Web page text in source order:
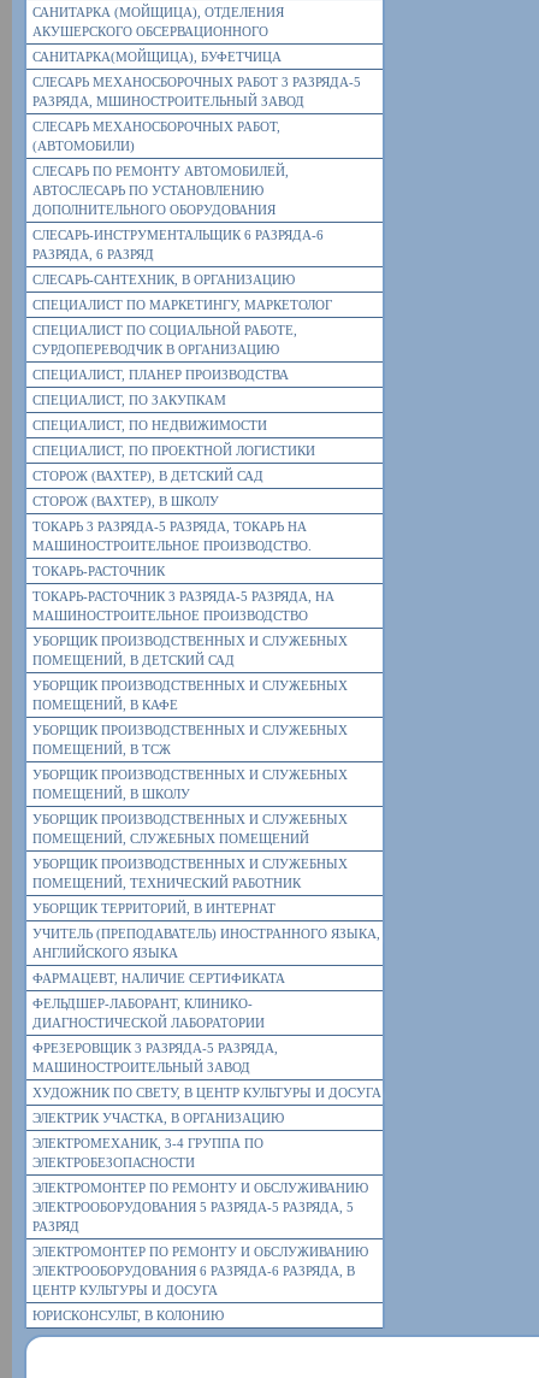
САНИТАРКА (МОЙЩИЦА), ОТДЕЛЕНИЯ
АКУШЕРСКОГО ОБСЕРВАЦИОННОГО
САНИТАРКА(МОЙЩИЦА), БУФЕТЧИЦА
СЛЕСАРЬ МЕХАНОСБОРОЧНЫХ РАБОТ 3 РАЗРЯДА-5
РАЗРЯДА, МШИНОСТРОИТЕЛЬНЫЙ ЗАВОД
СЛЕСАРЬ МЕХАНОСБОРОЧНЫХ РАБОТ,
(АВТОМОБИЛИ)
СЛЕСАРЬ ПО РЕМОНТУ АВТОМОБИЛЕЙ,
АВТОСЛЕСАРЬ ПО УСТАНОВЛЕНИЮ
ДОПОЛНИТЕЛЬНОГО ОБОРУДОВАНИЯ
СЛЕСАРЬ-ИНСТРУМЕНТАЛЬЩИК 6 РАЗРЯДА-6
РАЗРЯДА, 6 РАЗРЯД
СЛЕСАРЬ-САНТЕХНИК, В ОРГАНИЗАЦИЮ
СПЕЦИАЛИСТ ПО МАРКЕТИНГУ, МАРКЕТОЛОГ
СПЕЦИАЛИСТ ПО СОЦИАЛЬНОЙ РАБОТЕ,
СУРДОПЕРЕВОДЧИК В ОРГАНИЗАЦИЮ
СПЕЦИАЛИСТ, ПЛАНЕР ПРОИЗВОДСТВА
СПЕЦИАЛИСТ, ПО ЗАКУПКАМ
СПЕЦИАЛИСТ, ПО НЕДВИЖИМОСТИ
СПЕЦИАЛИСТ, ПО ПРОЕКТНОЙ ЛОГИСТИКИ
СТОРОЖ (ВАХТЕР), В ДЕТСКИЙ САД
СТОРОЖ (ВАХТЕР), В ШКОЛУ
ТОКАРЬ 3 РАЗРЯДА-5 РАЗРЯДА, ТОКАРЬ НА
МАШИНОСТРОИТЕЛЬНОЕ ПРОИЗВОДСТВО.
ТОКАРЬ-РАСТОЧНИК
ТОКАРЬ-РАСТОЧНИК 3 РАЗРЯДА-5 РАЗРЯДА, НА
МАШИНОСТРОИТЕЛЬНОЕ ПРОИЗВОДСТВО
УБОРЩИК ПРОИЗВОДСТВЕННЫХ И СЛУЖЕБНЫХ
ПОМЕЩЕНИЙ, В ДЕТСКИЙ САД
УБОРЩИК ПРОИЗВОДСТВЕННЫХ И СЛУЖЕБНЫХ
ПОМЕЩЕНИЙ, В КАФЕ
УБОРЩИК ПРОИЗВОДСТВЕННЫХ И СЛУЖЕБНЫХ
ПОМЕЩЕНИЙ, В ТСЖ
УБОРЩИК ПРОИЗВОДСТВЕННЫХ И СЛУЖЕБНЫХ
ПОМЕЩЕНИЙ, В ШКОЛУ
УБОРЩИК ПРОИЗВОДСТВЕННЫХ И СЛУЖЕБНЫХ
ПОМЕЩЕНИЙ, СЛУЖЕБНЫХ ПОМЕЩЕНИЙ
УБОРЩИК ПРОИЗВОДСТВЕННЫХ И СЛУЖЕБНЫХ
ПОМЕЩЕНИЙ, ТЕХНИЧЕСКИЙ РАБОТНИК
УБОРЩИК ТЕРРИТОРИЙ, В ИНТЕРНАТ
УЧИТЕЛЬ (ПРЕПОДАВАТЕЛЬ) ИНОСТРАННОГО ЯЗЫКА,
АНГЛИЙСКОГО ЯЗЫКА
ФАРМАЦЕВТ, НАЛИЧИЕ СЕРТИФИКАТА
ФЕЛЬДШЕР-ЛАБОРАНТ, КЛИНИКО-
ДИАГНОСТИЧЕСКОЙ ЛАБОРАТОРИИ
ФРЕЗЕРОВЩИК 3 РАЗРЯДА-5 РАЗРЯДА,
МАШИНОСТРОИТЕЛЬНЫЙ ЗАВОД
ХУДОЖНИК ПО СВЕТУ, В ЦЕНТР КУЛЬТУРЫ И ДОСУГА
ЭЛЕКТРИК УЧАСТКА, В ОРГАНИЗАЦИЮ
ЭЛЕКТРОМЕХАНИК, 3-4 ГРУППА ПО
ЭЛЕКТРОБЕЗОПАСНОСТИ
ЭЛЕКТРОМОНТЕР ПО РЕМОНТУ И ОБСЛУЖИВАНИЮ
ЭЛЕКТРООБОРУДОВАНИЯ 5 РАЗРЯДА-5 РАЗРЯДА, 5
РАЗРЯД
ЭЛЕКТРОМОНТЕР ПО РЕМОНТУ И ОБСЛУЖИВАНИЮ
ЭЛЕКТРООБОРУДОВАНИЯ 6 РАЗРЯДА-6 РАЗРЯДА, В
ЦЕНТР КУЛЬТУРЫ И ДОСУГА
ЮРИСКОНСУЛЬТ, В КОЛОНИЮ